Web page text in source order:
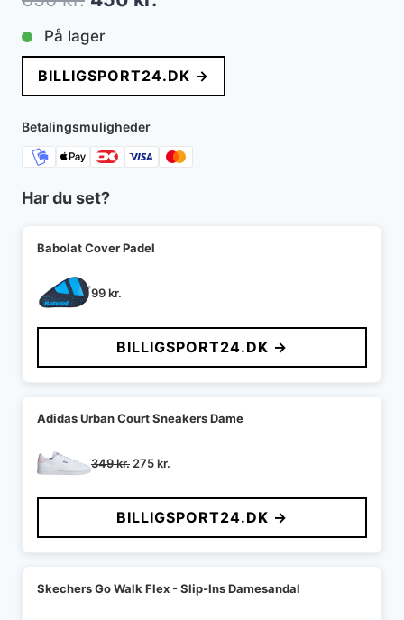
oprindelige
pris
var:
650 kr..
pris
er:
På lager
BILLIGSPORT24.DK →
Betalingsmuligheder
Har du set?
Babolat Cover Padel
99kr.
BILLIGSPORT24.DK →
Adidas Urban Court Sneakers Dame
349kr. Den
pris
var:
349 kr..
275kr.
pris
er:
275 kr..
BILLIGSPORT24.DK →
Skechers Go Walk Flex - Slip-Ins Damesandal